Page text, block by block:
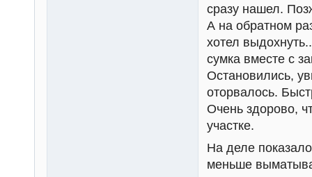
сразу нашел.
А на обратном
хотел
сумка вместе с
Остановились,
оторвалось.
Очень здорово,
участке.
На деле
меньше